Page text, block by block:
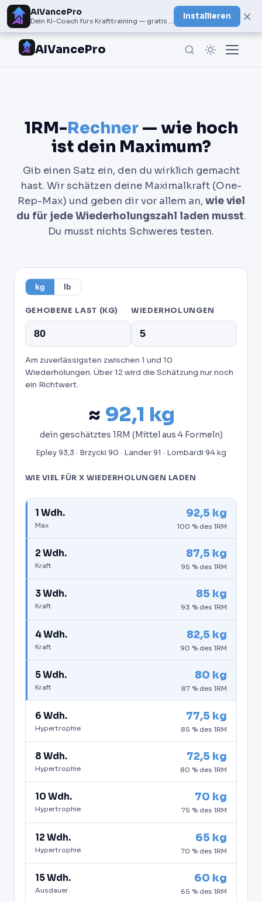
AIVancePro
Dein KI-Coach fürs Krafttraining — gratis bei Google Play
Installieren ×
AIVancePro
1RM-Rechner— wie hoch
ist dein Maximum?
Gib einen Satz ein, den du wirklich gemacht
hast. Wir schätzen deine Maximalkraft (One-
Rep-Max) und geben dir vor allem an,wie viel
du für jede Wiederholungszahl laden musst.
Du musst nichts Schweres testen.
kg lb
GEHOBENE LAST (KG) WIEDERHOLUNGEN
Am zuverlässigsten zwischen 1 und 10
Wiederholungen. Über 12 wird die Schätzung nur noch
ein Richtwert.
≈ 92,1 kg
dein geschätztes 1RM (Mittel aus 4 Formeln)
Epley 93,3 · Brzycki 90 · Lander 91 · Lombardi 94 kg
WIE VIEL FÜR X WIEDERHOLUNGEN LADEN
1 Wdh.
Max
92,5 kg
100 % des 1RM
2 Wdh.
Kraft
87,5 kg
95 % des 1RM
3 Wdh.
Kraft
85 kg
93 % des 1RM
4 Wdh.
Kraft
82,5 kg
90 % des 1RM
5 Wdh.
Kraft
80 kg
87 % des 1RM
6 Wdh.
Hypertrophie
77,5 kg
85 % des 1RM
8 Wdh.
Hypertrophie
72,5 kg
80 % des 1RM
10 Wdh.
Hypertrophie
70 kg
75 % des 1RM
12 Wdh.
Hypertrophie
65 kg
70 % des 1RM
15 Wdh.
Ausdauer
60 kg
65 % des 1RM